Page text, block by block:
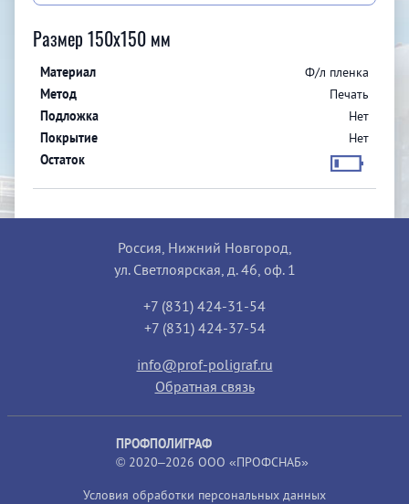
Размер 150x150 мм
Ф/л пленка
Печать
Нет
Нет
Россия, Нижний Новгород,
ул. Светлоярская, д. 46, оф. 1
+7 (831) 424-31-54
+7 (831) 424-37-54
info@prof-poligraf.ru
Обратная связь
ПРОФПОЛИГРАФ
© 2020–2026 ООО «ПРОФСНАБ»
Условия обработки персональных данных